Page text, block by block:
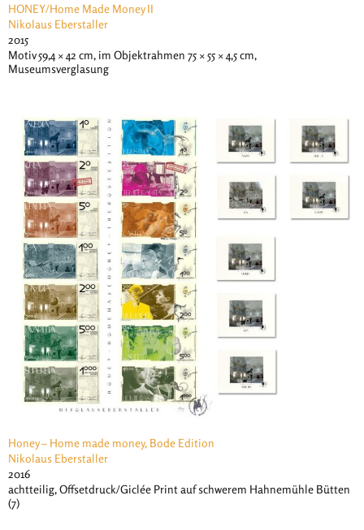
HONEY/Home Made Money II
Nikolaus Eberstaller
2015
Motiv 59,4 × 42 cm, im Objektrahmen 75 × 55 × 4,5 cm,
Museumsverglasung
Honey – Home made money, Bode Edition
Nikolaus Eberstaller
2016
achtteilig, Offsetdruck/Giclée Print auf schwerem Hahnemühle Bütten
(7)